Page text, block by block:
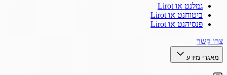
גמלנט או Lirot
ביטוחנט או Lirot
פנסיהנט או Lirot
צרו קשר
מאגרי מידע